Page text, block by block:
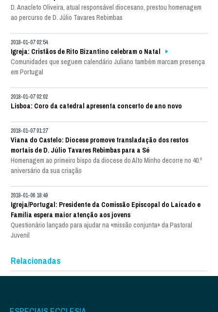
D. Anacleto Oliveira, atual responsável diocesano, prestou homenagem
ao percurso de D. Júlio Tavares Rebimbas
2018-01-07 02:54
Igreja: Cristãos de Rito Bizantino celebram o Natal
Comunidades que seguem calendário Juliano também marcam presença
em Portugal
2018-01-07 02:02
Lisboa: Coro da catedral apresenta concerto de ano novo
2018-01-07 01:27
Viana do Castelo: Diocese promove transladação dos restos
mortais de D. Júlio Tavares Rebimbas para a Sé
Homenagem ao primeiro bispo da diocese do Alto Minho decorre no 40.º
aniversário da sua criação
2018-01-06 18:49
Igreja/Portugal: Presidente da Comissão Episcopal do Laicado e
Família espera maior atenção aos jovens
Questionário lançado para ajudar na «missão conjunta» da Pastoral
Juvenil
Relacionadas